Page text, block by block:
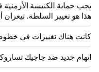
حادث مأساوي في يريفان
وضع المعارضة لا يحسد
الخبرة (فيديو)
يجب حماية الكنيسة
هذا هو تغيير السلطة. تيغران
كانت هناك تغييرات في
اتهام جديد ضد جاجيك